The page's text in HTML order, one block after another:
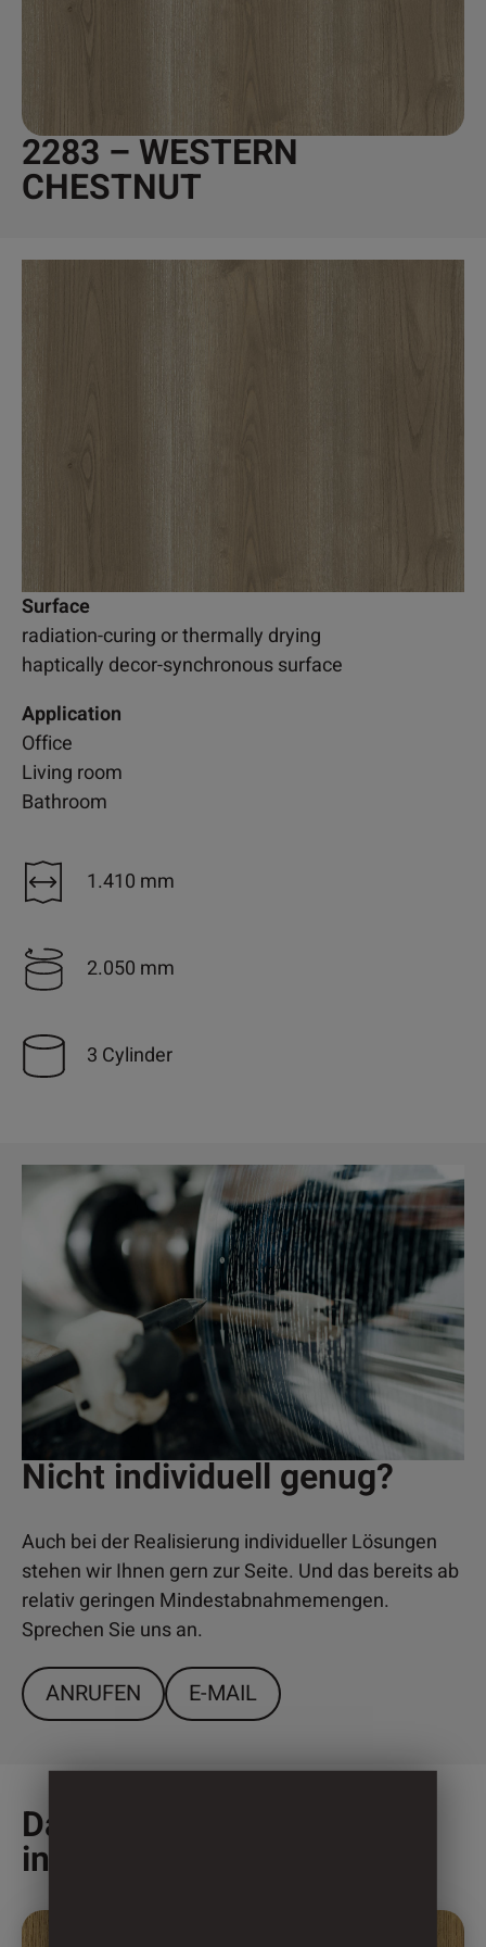
2283 – WESTERN
CHESTNUT
Surface
radiation-curing or thermally drying
haptically decor-synchronous surface
Application
Office
Living room
Bathroom
1.410 mm
2.050 mm
3 Cylinder
Nicht individuell genug?
Auch bei der Realisierung individueller Lösungen
stehen wir Ihnen gern zur Seite. Und das bereits ab
relativ geringen Mindestabnahmemengen.
Sprechen Sie uns an.
ANRUFEN E-MAIL
Das könnte Sie auch
interessieren
Dieses